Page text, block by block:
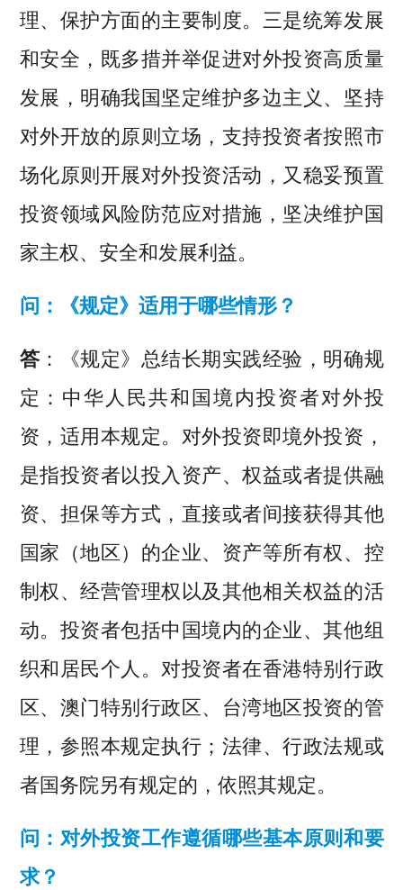
理、保护方面的主要制度。三是统筹发展
和安全，既多措并举促进对外投资高质量
发展，明确我国坚定维护多边主义、坚持
对外开放的原则立场，支持投资者按照市
场化原则开展对外投资活动，又稳妥预置
投资领域风险防范应对措施，坚决维护国
家主权、安全和发展利益。
问：《规定》适用于哪些情形？
答：《规定》总结长期实践经验，明确规
定：中华人民共和国境内投资者对外投
资，适用本规定。对外投资即境外投资，
是指投资者以投入资产、权益或者提供融
资、担保等方式，直接或者间接获得其他
国家（地区）的企业、资产等所有权、控
制权、经营管理权以及其他相关权益的活
动。投资者包括中国境内的企业、其他组
织和居民个人。对投资者在香港特别行政
区、澳门特别行政区、台湾地区投资的管
理，参照本规定执行；法律、行政法规或
者国务院另有规定的，依照其规定。
问：对外投资工作遵循哪些基本原则和要
求？